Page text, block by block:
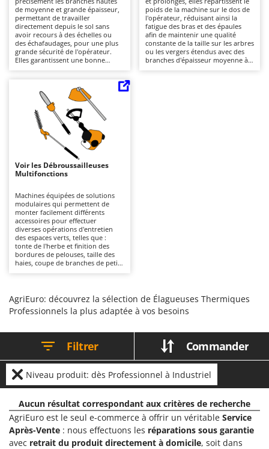
Autolaveuses
Autres produits
B
Balayeuses
Bancs de scie pour le bois - Scies à bûches
Barbecues
Bennes pour tracteur
Brosses pour sols extérieurs
Brouettes à moteur
Broyeurs à axe horizontal pour tracteur
Butteurs pour tracteur
C
Chargeurs de batterie - Démarreurs
Charrues pour tracteur
Cisailles à gazon à batterie
Cisailles taille-haies manuelles
Climatiseurs
Compresseurs d'air électriques
Compresseurs pour la récolte des olives et la taille
Coupe-bordures - Trimmers
Coupe-branches
Couveuses à œufs
Cultivateurs Tiller à ressorts - Extirpateurs
Ambrogio Robot
Annovi Reverberi
ANTHBOT
Archman
Ardes
Argo
Ariete
Attila
Ausonia
Awelco
B
Baesso
Bahco
Batavia
Benassi
Beper
Berkel
Bernardi
Bertolini Pumps
Besser Vacuum
Bestway
Beta tools
de moyenne et grande épaisseur,
permettant de travailler
directement depuis le sol sans
avoir recours à des échelles ou
des échafaudages, pour une plus
grande sécurité de l'opérateur.
Elles garantissent une bonne
vignobles ou espaces verts de
moyenne ou grande taille. Par
rapport à d'autres configurations,
elles ont une plus grande portée
et un plus grand rayon d'action,
mais elles nécessitent un effort
physique plus important lors de
leur utilisation en raison de la
répartition du poids loin de la
poignée. Grâce à leur perche
télescopique, elles peuvent être
facilement réglées à la longueur
nécessaire de vérifier
fréquemment la tension et
l'affûtage de la chaîne, de la
maintenir propre et lubrifiée, ainsi
que de contrôler le filtre à air,
l'huile et la bougie du moteur.
poids de la machine sur le dos de
l'opérateur, réduisant ainsi la
fatigue des bras et des épaules
afin de maintenir une qualité
constante de la taille sur les arbres
ou les vergers étendus avec des
branches d'épaisseur moyenne à
Voir les Débroussailleuses
Multifonctions
Machines équipées de solutions
modulaires qui permettent de
monter facilement différents
accessoires pour effectuer
diverses opérations d'entretien
des espaces verts, telles que :
tonte de l'herbe et finition des
bordures de pelouses, taille des
haies, coupe de branches de petit
privilégient la flexibilité et la
rapidité de montage des
accessoires spécifiques pour les
nécessitent des vérifications
raccords, le nettoyage et la
coupe, des contrôles des
dispositifs de coupe, des différents
accessoires et l'entretien ordinaire
typique des différentes
AgriEuro: découvrez la sélection de Élagueuses Thermiques
Professionnels la plus adaptée à vos besoins
Filtrer Commander
Niveau produit: dès Professionnel à Industriel
Aucun résultat correspondant aux critères de recherche
AgriEuro est le seul e-commerce à offrir un véritable Service
Après-Vente : nous effectuons les réparations sous garantie
avec retrait du produit directement à domicile, soit dans